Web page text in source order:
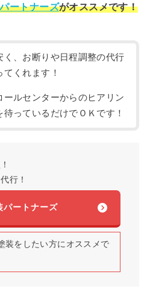
ートナーズがオススメです！
く、お断りや日程調整の代行
てくれます！
ールセンターからのヒアリン
待っているだけでＯＫです！
行！
パートナーズ
装をしたい方にオススメで